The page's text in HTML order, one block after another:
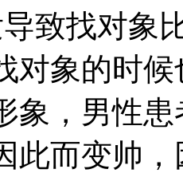
找对象比
对象的时
象，男性
此而变帅